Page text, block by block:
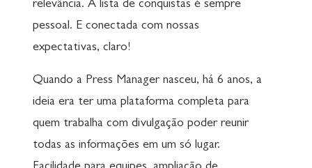
relevância. A lista de conquistas é sempre
pessoal. E conectada com nossas
expectativas, claro!
Quando a Press Manager nasceu, há 6 anos, a
ideia era ter uma plataforma completa para
quem trabalha com divulgação poder reunir
todas as informações em um só lugar.